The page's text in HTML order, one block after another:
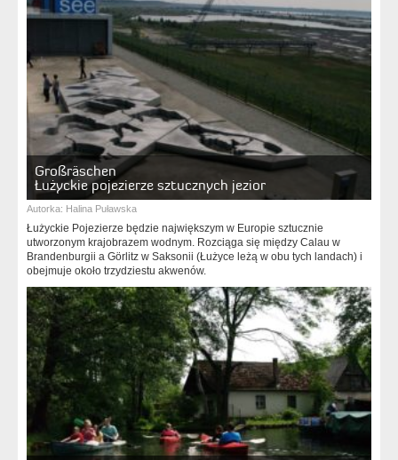
Großräschen
Łużyckie pojezierze sztucznych jezior
Autorka: Halina Puławska
Łużyckie Pojezierze będzie największym w Europie sztucznie
utworzonym krajobrazem wodnym. Rozciąga się między Calau w
Brandenburgii a Görlitz w Saksonii (Łużyce leżą w obu tych landach) i
obejmuje około trzydziestu akwenów.